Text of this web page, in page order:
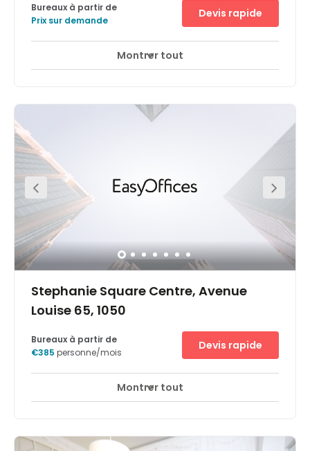
Bureaux à partir de
Prix sur demande
Devis rapide
Montrer tout
Stephanie Square Centre, Avenue
Louise 65, 1050
Centre-ville
Louise au centre de Bruxelles. Cette zone accueille de
Bureaux à partir de
€385 personne/mois
Devis rapide
Montrer tout